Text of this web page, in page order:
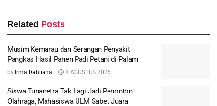
Related Posts
Musim Kemarau dan Serangan Penyakit
Pangkas Hasil Panen Padi Petani di Palam
by Irma Dahliana 8 AGUSTUS 2026
Siswa Tunanetra Tak Lagi Jadi Penonton
Olahraga, Mahasiswa ULM Sabet Juara